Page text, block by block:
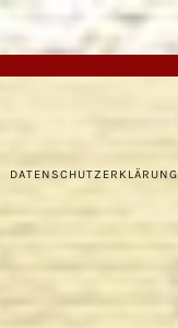
DATENSCHUTZERKLÄRUNG